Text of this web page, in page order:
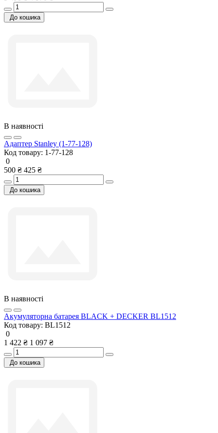
До кошика
В наявності
Адаптер Stanley (1-77-128)
Код товару: 1-77-128
0
500 ₴ 425 ₴
До кошика
В наявності
Акумуляторна батарея BLACK + DECKER BL1512
Код товару: BL1512
0
1 422 ₴ 1 097 ₴
До кошика